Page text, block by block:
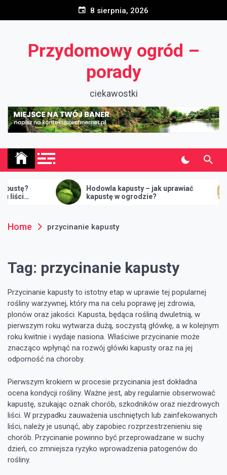
8 sierpnia, 2026
Przydomowy ogród –
porady
ciekawostki
Hodowla kapusty – jak uprawiać
kapustę w ogrodzie?
Home przycinanie kapusty
Tag: przycinanie kapusty
Przycinanie kapusty to istotny etap w uprawie tej popularnej
rośliny warzywnej, który ma na celu poprawę jej zdrowia,
plonów oraz jakości. Kapusta, będąca rośliną dwuletnią, w
pierwszym roku wytwarza dużą, soczystą główkę, a w kolejnym
roku kwitnie i wydaje nasiona. Właściwe przycinanie może
znacząco wpłynąć na rozwój główki kapusty oraz na jej
odporność na choroby.
Pierwszym krokiem w procesie przycinania jest dokładna
ocena kondycji rośliny. Ważne jest, aby regularnie obserwować
kapustę, szukając oznak chorób, szkodników oraz niezdrowych
liści. W przypadku zauważenia uschniętych lub zainfekowanych
liści, należy je usunąć, aby zapobiec rozprzestrzenieniu się
chorób. Przycinanie powinno być przeprowadzane w suchy
dzień, co zmniejsza ryzyko wprowadzenia patogenów do
rośliny.